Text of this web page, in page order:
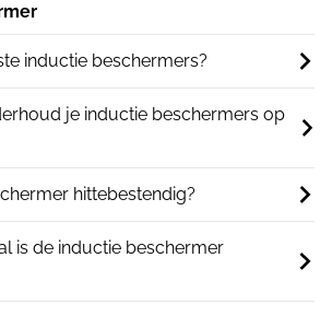
inductie beschermers?
je inductie beschermers op
hittebestendig?
is de inductie beschermer